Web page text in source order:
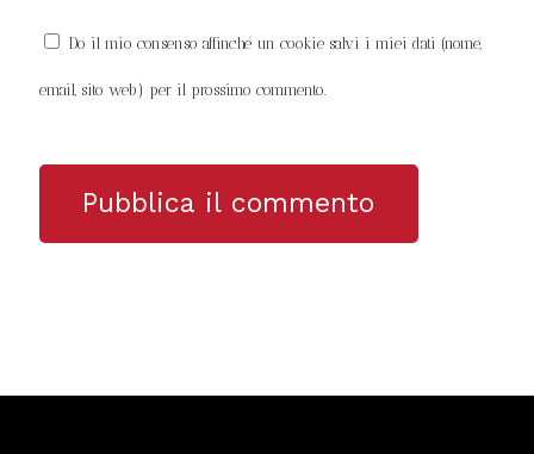
Do il mio consenso affinché un cookie salvi i miei dati (nome,
email, sito web) per il prossimo commento.